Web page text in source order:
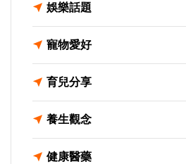
娛樂話題
寵物愛好
育兒分享
養生觀念
健康醫藥